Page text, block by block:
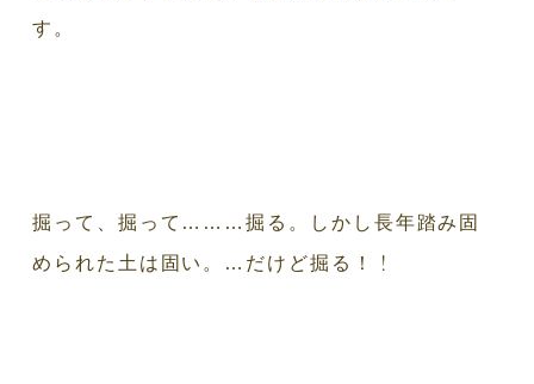
す。
掘って、掘って………掘る。しかし長年踏み固
められた土は固い。…だけど掘る！
！